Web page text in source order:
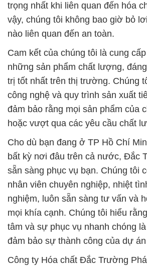
trọng nhất khi liên quan đến hóa
vậy, chúng tôi không bao giờ bỏ
nào liên quan đến an toàn.
Cam kết của chúng tôi là cung
những sản phẩm chất lượng,
trị tốt nhất trên thị trường. Chúng
công nghệ và quy trình sản xuất
đảm bảo rằng mọi sản phẩm của
hoặc vượt qua các yêu cầu chất
Cho dù bạn đang ở TP Hồ Chí
bất kỳ nơi đâu trên cả nước, Đắc
sẵn sàng phục vụ bạn. Chúng tôi
nhân viên chuyên nghiệp, nhiệt
nghiệm, luôn sẵn sàng tư vấn và
mọi khía cạnh. Chúng tôi hiểu
tâm và sự phục vụ nhanh chóng
đảm bảo sự thành công của dự
Công ty Hóa chất Đắc Trường